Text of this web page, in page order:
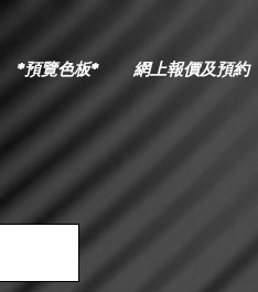
*預覽色板* 網上報價及預約